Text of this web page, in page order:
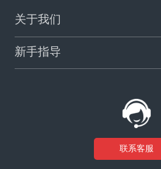
关于我们
新手指导
联系客服